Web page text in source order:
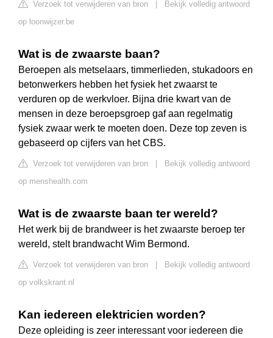
Verzoek tot verwijderen van bron
Bekijk volledig antwoord
op loonwijzer.be
Wat is de zwaarste baan?
Beroepen als metselaars, timmerlieden, stukadoors en
betonwerkers hebben het fysiek het zwaarst te
verduren op de werkvloer. Bijna drie kwart van de
mensen in deze beroepsgroep gaf aan regelmatig
fysiek zwaar werk te moeten doen. Deze top zeven is
gebaseerd op cijfers van het CBS.
Verzoek tot verwijderen van bron
Bekijk volledig antwoord
op menshealth.com
Wat is de zwaarste baan ter wereld?
Het werk bij de brandweer is het zwaarste beroep ter
wereld, stelt brandwacht Wim Bermond.
Verzoek tot verwijderen van bron
Bekijk volledig antwoord
op volkskrant.nl
Kan iedereen elektricien worden?
Deze opleiding is zeer interessant voor iedereen die